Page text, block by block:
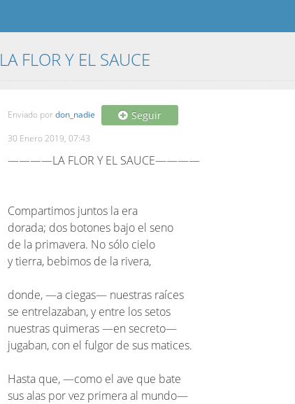
LA FLOR Y EL SAUCE
Enviado por don_nadie Seguir
30 Enero 2019, 07:43
————LA FLOR Y EL SAUCE————
Compartimos juntos la era
dorada; dos botones bajo el seno
de la primavera. No sólo cielo
y tierra, bebimos de la rivera,
donde, —a ciegas— nuestras raíces
se entrelazaban, y entre los setos
nuestras quimeras —en secreto—
jugaban, con el fulgor de sus matices.
Hasta que, —como el ave que bate
sus alas por vez primera al mundo—